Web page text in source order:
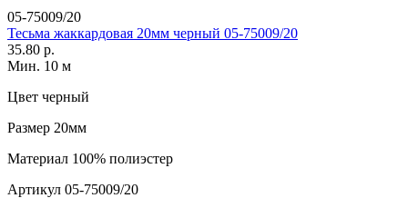
05-75009/20
Тесьма жаккардовая 20мм черный 05-75009/20
35.80 р.
Мин. 10 м
Цвет черный
Размер 20мм
Материал 100% полиэстер
Артикул 05-75009/20